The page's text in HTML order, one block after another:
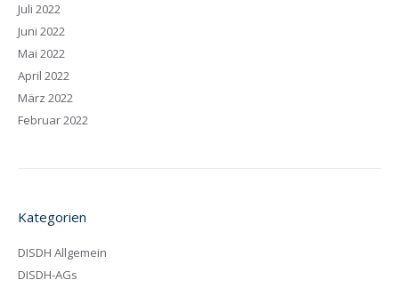
Juli 2022
Juni 2022
Mai 2022
April 2022
März 2022
Februar 2022
Kategorien
DISDH Allgemein
DISDH-AGs